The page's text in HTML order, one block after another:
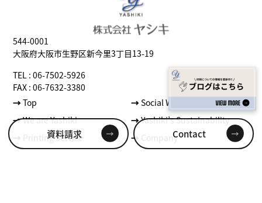
544-0001
大阪府大阪市生野区新今里3丁目13-19
TEL : 06-7502-5926
FAX : 06-7632-3380
→Top →Social Well-being
→We are Yashiki →Yashiki’s Sustainability
→ Printing Service → Company
資料請求 Contact